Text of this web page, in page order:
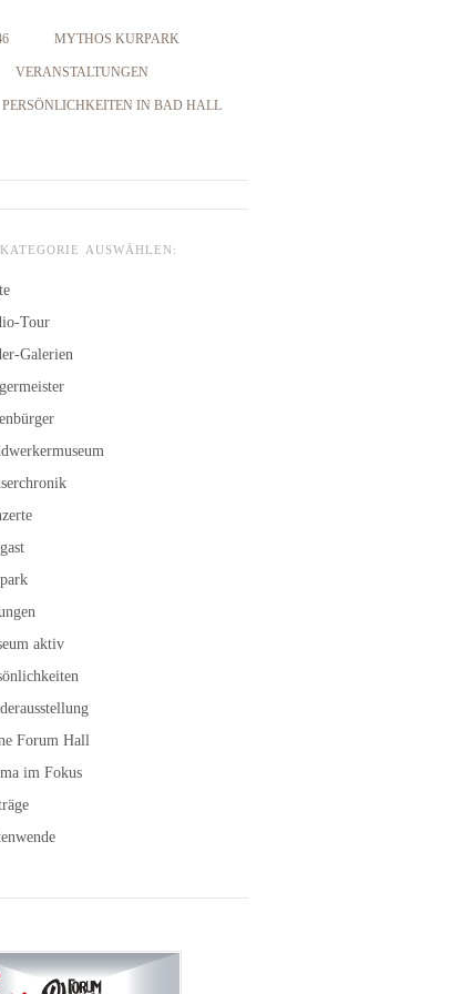
MYTHOS KURPARK
VERANSTALTUNGEN
PERSÖNLICHKEITEN IN BAD HALL
AUSWÄHLEN:
Tour
Galerien
aktiv
Forum Hall
im Fokus